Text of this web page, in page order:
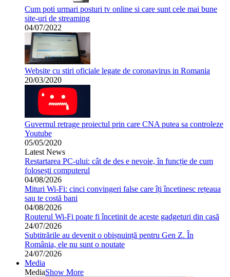
Cum poti urmari posturi tv online si care sunt cele mai bune
site-uri de streaming
04/07/2022
Website cu stiri oficiale legate de coronavirus in Romania
20/03/2020
Guvernul retrage proiectul prin care CNA putea sa controleze
Youtube
05/05/2020
Latest News
Restartarea PC-ului: cât de des e nevoie, în funcție de cum
folosești computerul
04/08/2026
Mituri Wi-Fi: cinci convingeri false care îți încetinesc rețeaua
sau te costă bani
04/08/2026
Routerul Wi-Fi poate fi încetinit de aceste gadgeturi din casă
24/07/2026
Subtitrările au devenit o obișnuință pentru Gen Z. În
România, ele nu sunt o noutate
24/07/2026
Media
MediaShow More